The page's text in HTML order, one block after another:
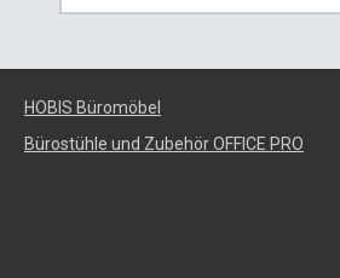
HOBIS Büromöbel
Bürostühle und Zubehör OFFICE PRO